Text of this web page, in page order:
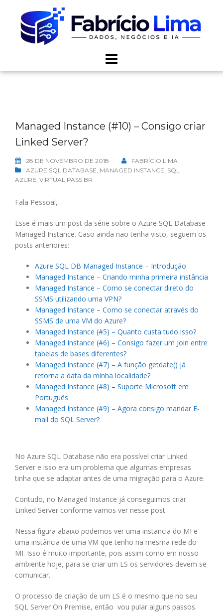
content
Managed Instance (#10) – Consigo criar
Linked Server?
28 DE NOVEMBRO DE 2018
FABRÍCIO LIMA
AZURE SQL DATABASE, MANAGED INSTANCE, SQL
AZURE, VIRTUAL PASS BR
Fala Pessoal,
Esse é mais um post da série sobre o Azure SQL Database
Managed Instance. Caso ainda não tenha visto, seguem os
posts anteriores:
Azure SQL DB Managed Instance – Introdução
Managed Instance – Criando minha primeira instância
Managed Instance – Como se conectar direto do
SSMS utilizando uma VPN?
Managed Instance – Como se conectar através do
SSMS de uma VM do Azure?
Managed Instance (#5) – Quanto custa tudo isso?
Managed Instance (#6) – Consigo fazer um Join entre
tabelas de bases diferentes?
Managed Instance (#7) – A função getdate() já
retorna a data da minha localidade?
Managed Instance (#8) – Suporte Microsoft em
Português
Managed Instance (#9) – Agora consigo mandar E-
mail do SQL Server?
No Azure SQL Database não era possível criar Linked
Server e isso era um problema que algumas empresas
tinha que se adaptar antes de uma migração para o Azure.
Contudo, no Managed Instance já conseguimos criar
Linked Server conforme vamos ver nesse post.
Nessa figura abaixo podemos ver uma instancia do MI e
uma instância de uma VM que tenho na mesma rede do
MI. Isso é muito importante, pois assim como em nosso
ambiente hoje, para se criar um LS os servidores devem se
comunicar.
O processo de criação de um LS é o mesmo que no seu
SQL Server On Premise, então vou pular alguns passos.